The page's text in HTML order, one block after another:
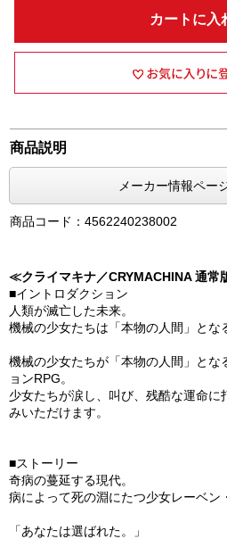
カートに入
商品説明
メーカー情報ペー
商品コード：4562240238002
≪クライマキナ／CRYMACHINA 通常
■イントロダクション
人類が滅亡した未来。
機械の少女たちは「本物の人間」と
機械の少女たちが「本物の人間」とな
ョンRPG。
少女たちが涙し、叫び、残酷な運命に
みいただけます。
■ストーリー
奇病の蔓延する現代。
病によって死の淵にたつ少女レーベン
「あなたは選ばれた。」